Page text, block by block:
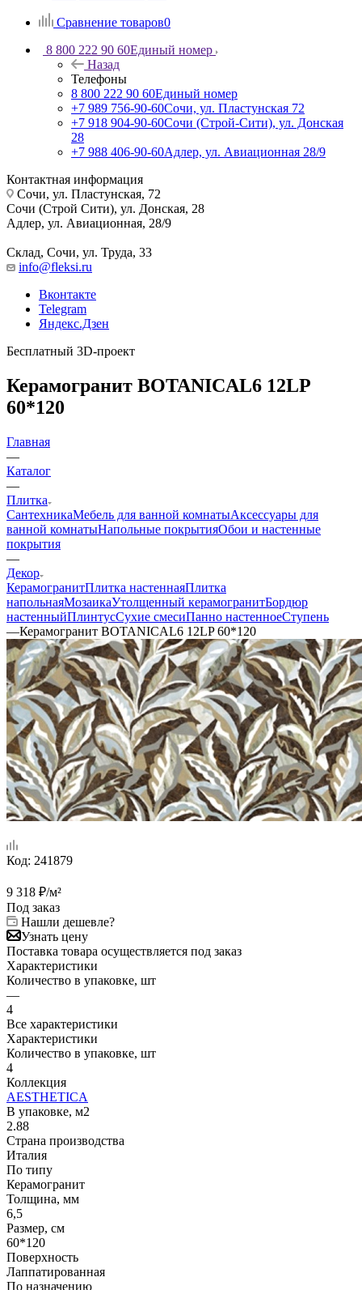
Сравнение товаров0
8 800 222 90 60Единый номер
Назад
Телефоны
8 800 222 90 60Единый номер
+7 989 756-90-60Сочи, ул. Пластунская 72
+7 918 904-90-60Сочи (Строй-Сити), ул. Донская
28
+7 988 406-90-60Адлер, ул. Авиационная 28/9
Контактная информация
Сочи, ул. Пластунская, 72
Сочи (Строй Сити), ул. Донская, 28
Адлер, ул. Авиационная, 28/9
Склад, Сочи, ул. Труда, 33
info@fleksi.ru
Вконтакте
Telegram
Яндекс.Дзен
Бесплатный 3D-проект
Керамогранит BOTANICAL6 12LP
60*120
Главная
—
Каталог
—
Плитка
СантехникаМебель для ванной комнатыАксессуары для
ванной комнатыНапольные покрытияОбои и настенные
покрытия
—
Декор
КерамогранитПлитка настеннаяПлитка
напольнаяМозаикаУтолщенный керамогранитБордюр
настенныйПлинтусСухие смесиПанно настенноеСтупень
—Керамогранит BOTANICAL6 12LP 60*120
Код: 241879
9 318 ₽/м²
Под заказ
Нашли дешевле?
Узнать цену
Поставка товара осуществляется под заказ
Характеристики
Количество в упаковке, шт
—
4
Все характеристики
Характеристики
Количество в упаковке, шт
4
Коллекция
AESTHETICA
В упаковке, м2
2.88
Страна производства
Италия
По типу
Керамогранит
Толщина, мм
6,5
Размер, см
60*120
Поверхность
Лаппатированная
По назначению